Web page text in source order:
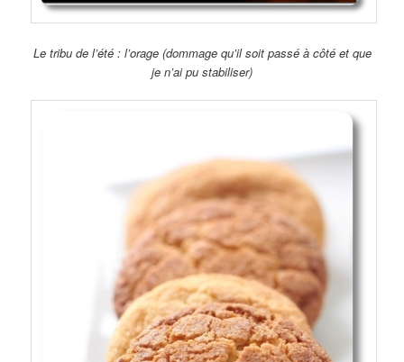
Le tribu de l’été : l’orage (dommage qu’il soit passé à côté et que
je n’ai pu stabiliser)